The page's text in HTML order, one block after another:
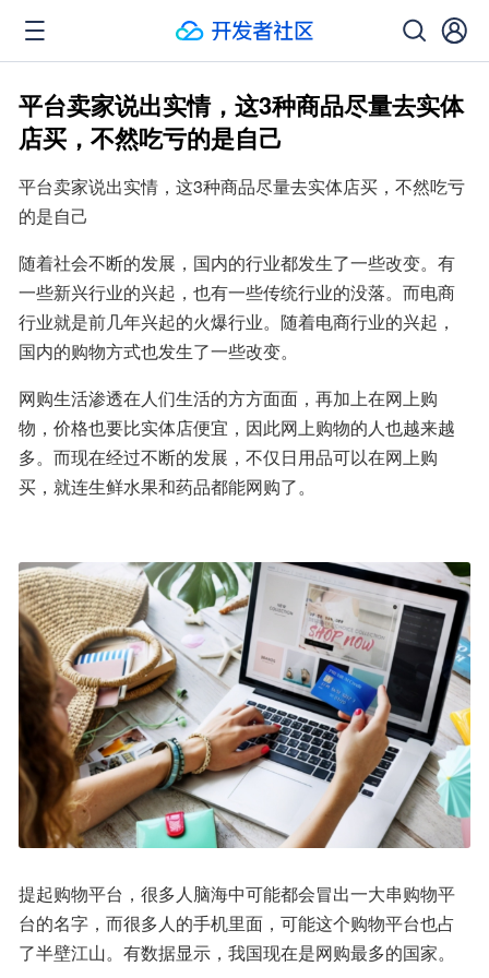
平台卖家说出实情，这3种商品尽量去实体
店买，不然吃亏的是自己
平台卖家说出实情，这3种商品尽量去实体店买，不然吃亏
的是自己
随着社会不断的发展，国内的行业都发生了一些改变。有
一些新兴行业的兴起，也有一些传统行业的没落。而电商
行业就是前几年兴起的火爆行业。随着电商行业的兴起，
国内的购物方式也发生了一些改变。
网购生活渗透在人们生活的方方面面，再加上在网上购
物，价格也要比实体店便宜，因此网上购物的人也越来越
多。而现在经过不断的发展，不仅日用品可以在网上购
买，就连生鲜水果和药品都能网购了。
提起购物平台，很多人脑海中可能都会冒出一大串购物平
台的名字，而很多人的手机里面，可能这个购物平台也占
了半壁江山。有数据显示，我国现在是网购最多的国家。